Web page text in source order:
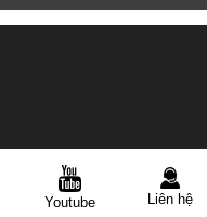
Youtube Liên hệ